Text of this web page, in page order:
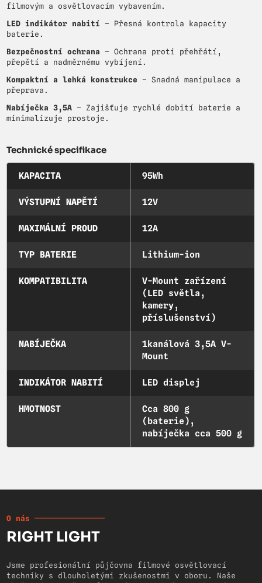
filmovým a osvětlovacím vybavením.
LED indikátor nabití – Přesná kontrola kapacity
baterie.
Bezpečnostní ochrana – Ochrana proti přehřátí,
přepětí a nadměrnému vybíjení.
Kompaktní a lehká konstrukce – Snadná manipulace a
přeprava.
Nabíječka 3,5A – Zajišťuje rychlé dobití baterie a
minimalizuje prostoje.
Technické specifikace
KAPACITA 95Wh
VÝSTUPNÍ NAPĚTÍ 12V
MAXIMÁLNÍ PROUD 12A
TYP BATERIE Lithium-ion
KOMPATIBILITA
V-Mount zařízení
(LED světla,
kamery,
příslušenství)
NABÍJEČKA
1kanálová 3,5A V-
Mount
INDIKÁTOR NABITÍ LED displej
HMOTNOST
Cca 800 g
(baterie),
nabíječka cca 500 g
O nás
RIGHT LIGHT
Jsme profesionální půjčovna filmové osvětlovací
techniky s dlouholetými zkušenostmi v oboru. Naše